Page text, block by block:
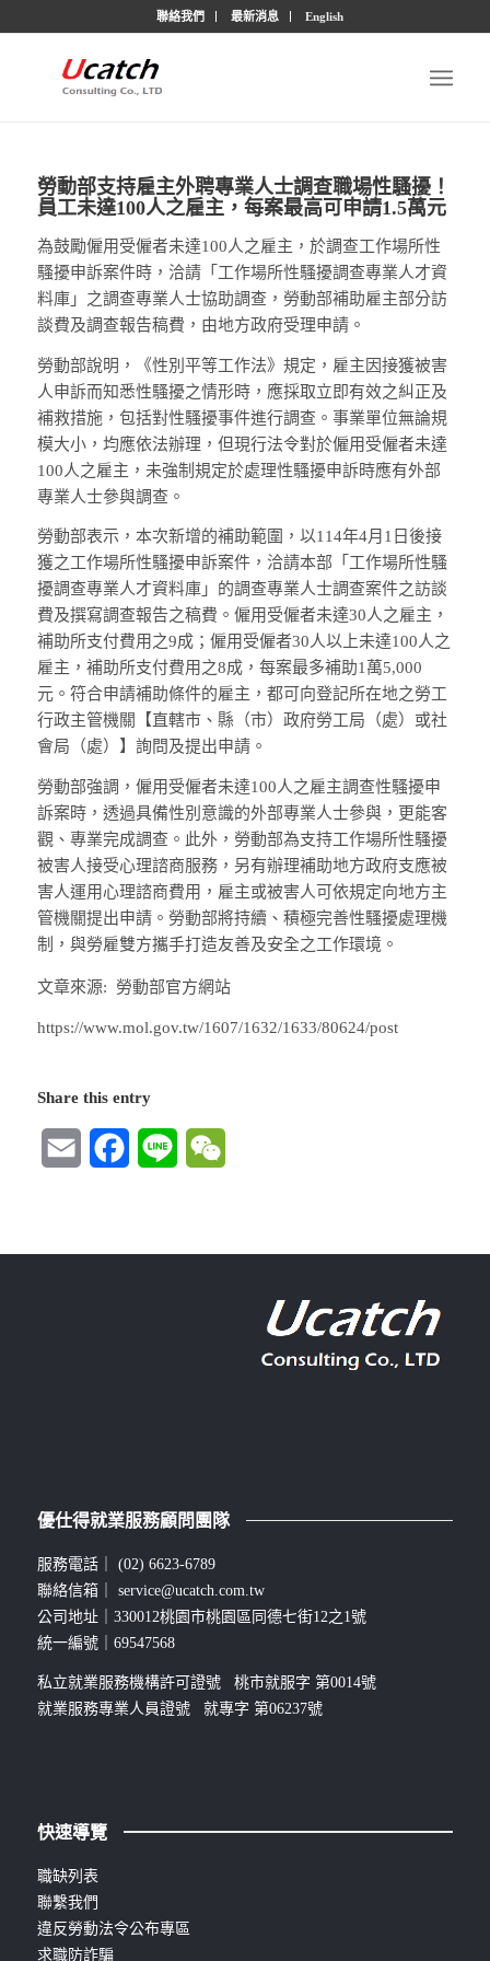
聯絡我們 最新消息 English
勞動部支持雇主外聘專業人士調查職場性騷擾！
員工未達100人之雇主，每案最高可申請1.5萬元
為鼓勵僱用受僱者未達100人之雇主，於調查工作場所性
騷擾申訴案件時，洽請「工作場所性騷擾調查專業人才資
料庫」之調查專業人士協助調查，勞動部補助雇主部分訪
談費及調查報告稿費，由地方政府受理申請。
勞動部說明，《性別平等工作法》規定，雇主因接獲被害
人申訴而知悉性騷擾之情形時，應採取立即有效之糾正及
補救措施，包括對性騷擾事件進行調查。事業單位無論規
模大小，均應依法辦理，但現行法令對於僱用受僱者未達
100人之雇主，未強制規定於處理性騷擾申訴時應有外部
專業人士參與調查。
勞動部表示，本次新增的補助範圍，以114年4月1日後接
獲之工作場所性騷擾申訴案件，洽請本部「工作場所性騷
擾調查專業人才資料庫」的調查專業人士調查案件之訪談
費及撰寫調查報告之稿費。僱用受僱者未達30人之雇主，
補助所支付費用之9成；僱用受僱者30人以上未達100人之
雇主，補助所支付費用之8成，每案最多補助1萬5,000
元。符合申請補助條件的雇主，都可向登記所在地之勞工
行政主管機關【直轄市、縣（市）政府勞工局（處）或社
會局（處）】詢問及提出申請。
勞動部強調，僱用受僱者未達100人之雇主調查性騷擾申
訴案時，透過具備性別意識的外部專業人士參與，更能客
觀、專業完成調查。此外，勞動部為支持工作場所性騷擾
被害人接受心理諮商服務，另有辦理補助地方政府支應被
害人運用心理諮商費用，雇主或被害人可依規定向地方主
管機關提出申請。勞動部將持續、積極完善性騷擾處理機
制，與勞雇雙方攜手打造友善及安全之工作環境。
文章來源: 勞動部官方網站
https://www.mol.gov.tw/1607/1632/1633/80624/post
Share this entry
Email FacebookLine
優仕得就業服務顧問團隊
服務電話｜ (02) 6623-6789
聯絡信箱｜ service@ucatch.com.tw
公司地址｜330012桃園市桃園區同德七街12之1號
統一編號｜69547568
私立就業服務機構許可證號 桃市就服字 第0014號
就業服務專業人員證號 就專字 第06237號
快速導覽
職缺列表
聯繫我們
違反勞動法令公布專區
求職防詐騙